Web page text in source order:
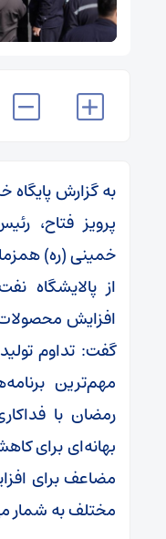
به گزارش پایگاه
پرویز فتاح،
خمینی (ره)
از پالایشگاه
افزایش محصولات
گفت: تداوم
مهم‌ترین
رمضان با
بهانه‌ای برای
مضاعف برای
مختلف به شمار